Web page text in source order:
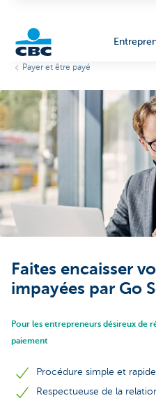
Payer et être payé
Faites encaisser
impayées par Go
Pour les entrepreneurs désireux de
paiement
Procédure simple et rapide
Respectueuse de la